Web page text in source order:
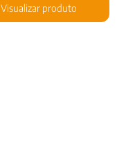
Visualizar produto